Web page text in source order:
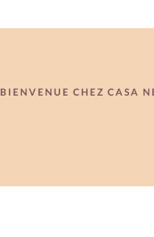
BIENVENUE CHEZ CASA